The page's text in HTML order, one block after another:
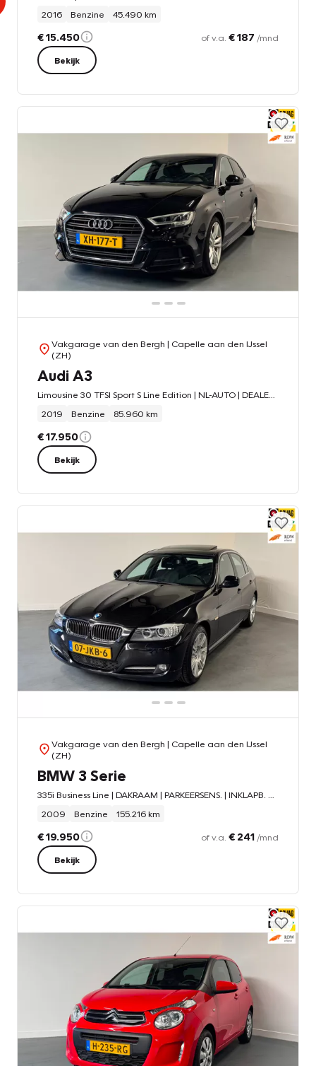
2016
Benzine 45.490 km
€ 15.450 of v.a. € 187 /mnd
Bekijk
Vakgarage van den Bergh | Capelle aan den IJssel
(ZH)
Audi A3
2019
Benzine 85.960 km
€ 17.950
Bekijk
Vakgarage van den Bergh | Capelle aan den IJssel
(ZH)
BMW 3 Serie
2009
Benzine 155.216 km
€ 19.950 of v.a. € 241 /mnd
Bekijk